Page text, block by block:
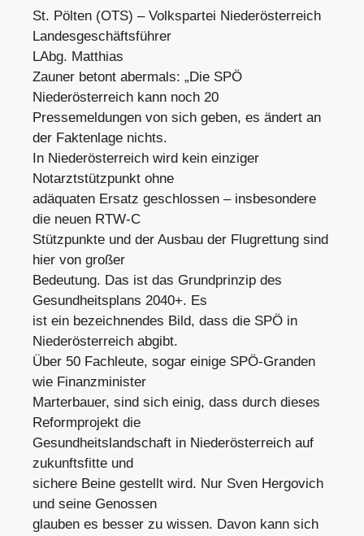
St. Pölten (OTS) – Volkspartei Niederösterreich
Landesgeschäftsführer
LAbg. Matthias
Zauner betont abermals: „Die SPÖ
Niederösterreich kann noch 20
Pressemeldungen von sich geben, es ändert an
der Faktenlage nichts.
In Niederösterreich wird kein einziger
Notarztstützpunkt ohne
adäquaten Ersatz geschlossen – insbesondere
die neuen RTW-C
Stützpunkte und der Ausbau der Flugrettung sind
hier von großer
Bedeutung. Das ist das Grundprinzip des
Gesundheitsplans 2040+. Es
ist ein bezeichnendes Bild, dass die SPÖ in
Niederösterreich abgibt.
Über 50 Fachleute, sogar einige SPÖ-Granden
wie Finanzminister
Marterbauer, sind sich einig, dass durch dieses
Reformprojekt die
Gesundheitslandschaft in Niederösterreich auf
zukunftsfitte und
sichere Beine gestellt wird. Nur Sven Hergovich
und seine Genossen
glauben es besser zu wissen. Davon kann sich